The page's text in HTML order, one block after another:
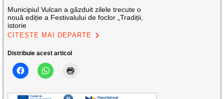
Municipiul Vulcan a găzduit zilele trecute o
nouă ediție a Festivalului de foclor „Tradiții,
istorie
CITEȘTE MAI DEPARTE
Distribuie acest articol